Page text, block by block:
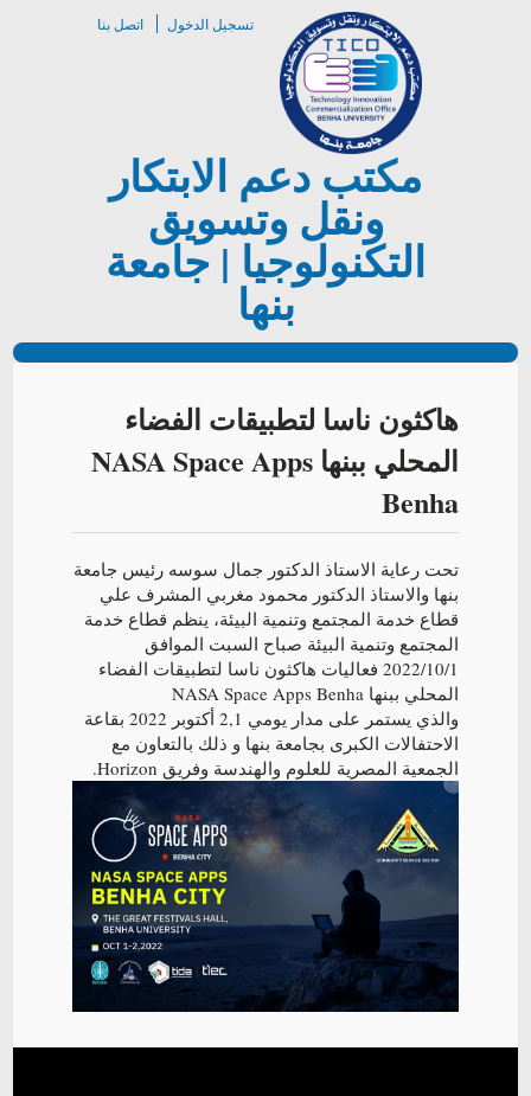
تسجيل الدخول اتصل بنا
مكتب دعم الابتكار
ونقل وتسويق
التكنولوجيا | جامعة
بنها
هاكثون ناسا لتطبيقات الفضاء
المحلي ببنها NASA Space Apps
Benha
تحت رعاية الاستاذ الدكتور جمال سوسه رئيس جامعة
بنها والاستاذ الدكتور محمود مغربي المشرف علي
قطاع خدمة المجتمع وتنمية البيئة، ينظم قطاع خدمة
المجتمع وتنمية البيئة صباح السبت الموافق
2022/10/1 فعاليات هاكثون ناسا لتطبيقات الفضاء
المحلي ببنها NASA Space Apps Benha
والذي يستمر على مدار يومي 2,1 أكتوبر 2022 بقاعة
الاحتفالات الكبرى بجامعة بنها و ذلك بالتعاون مع
الجمعية المصرية للعلوم والهندسة وفريق Horizon.